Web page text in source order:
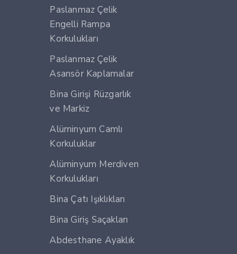
Paslanmaz Çelik
Engelli Rampa
Korkulukları
Paslanmaz Çelik
Asansör Kaplamalar
Bina Girişi Rüzgarlık
ve Markiz
Alüminyum Camlı
Korkuluklar
Alüminyum Merdiven
Korkulukları
Bina Çatı Işıklıkları
Bina Giriş Saçakları
Abdesthane Ayaklık